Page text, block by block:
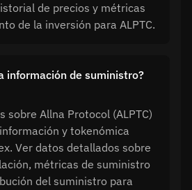
de precios y métricas
de la inversión para ALPTC.
información de suministro?
sobre Allna Protocol (ALPTC)
y tokenómica
Ver datos detallados sobre
métricas de suministro
del suministro para